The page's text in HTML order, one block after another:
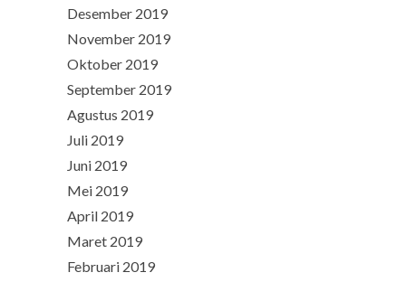
Desember 2019
November 2019
Oktober 2019
September 2019
Agustus 2019
Juli 2019
Juni 2019
Mei 2019
April 2019
Maret 2019
Februari 2019